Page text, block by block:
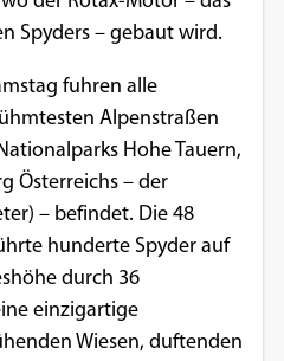
Spyders – gebaut wird.
fuhren alle
Alpenstraßen
Hohe Tauern,
Österreichs – der
– befindet. Die 48
hunderte Spyder auf
durch 36
einzigartige
Wiesen, duftenden
anzeigen zu
diesen externen